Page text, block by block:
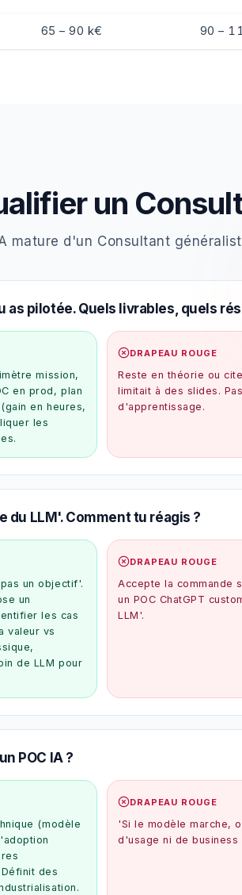
65 – 90 k€ 90 –
un
mature d'un Consultant
as pilotée. Quels livrables, quels
mission,
en prod, plan
en heures,
les
DRAPEAU ROUGE
Reste en théorie ou
limitait à des slides.
d'apprentissage.
du LLM'. Comment tu réagis ?
un objectif'.
un
les cas
valeur vs
de LLM pour
DRAPEAU ROUGE
Accepte la commande
un POC ChatGPT
LLM'.
POC IA ?
(modèle
des
DRAPEAU ROUGE
'Si le modèle marche,
d'usage ni de business